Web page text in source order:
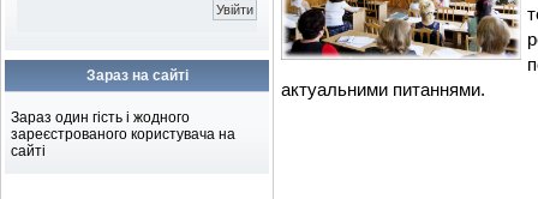
Зараз на сайті
Зараз один гість і жодного
зареєстрованого користувача на
сайті
актуальними питаннями.